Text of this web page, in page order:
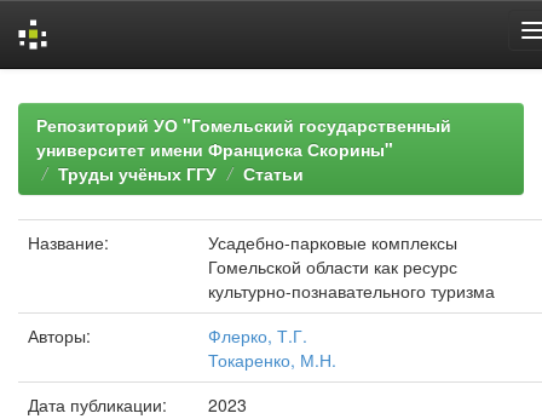
navigationРепозиторий УО "Гомельский государственный
университет имени Франциска Скорины"
Труды учёных ГГУ
Статьи
Название:
Усадебно-парковые комплексы
Гомельской области как ресурс
культурно-познавательного туризма
Авторы:
Флерко, Т.Г.
Токаренко, М.Н.
Дата публикации:
2023